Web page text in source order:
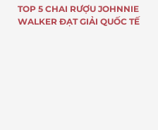
TOP 5 CHAI RƯỢU JOHNNIE
WALKER ĐẠT GIẢI QUỐC TẾ